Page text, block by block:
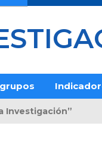
Investigación”